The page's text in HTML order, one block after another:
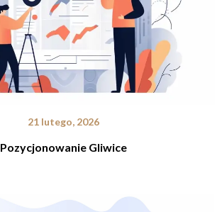
21 lutego, 2026
Pozycjonowanie Gliwice